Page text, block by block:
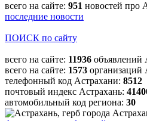
всего на сайте: 951 новостей про
последние новости
ПОИСК по сайту
всего на сайте: 11936 объявлений
всего на сайте: 1573 организаций
телефонный код Астрахани: 8512
почтовый индекс Астрахань:
автомобильный код региона: 30